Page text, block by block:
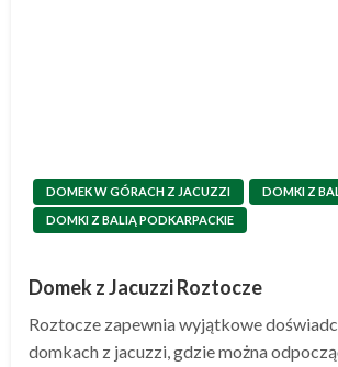
DOMEK W GÓRACH Z JACUZZI
DOMKI Z
DOMKI Z BALIĄ PODKARPACKIE
Domek z Jacuzzi Roztocze
Roztocze zapewnia wyjątkowe
domkach z jacuzzi, gdzie można